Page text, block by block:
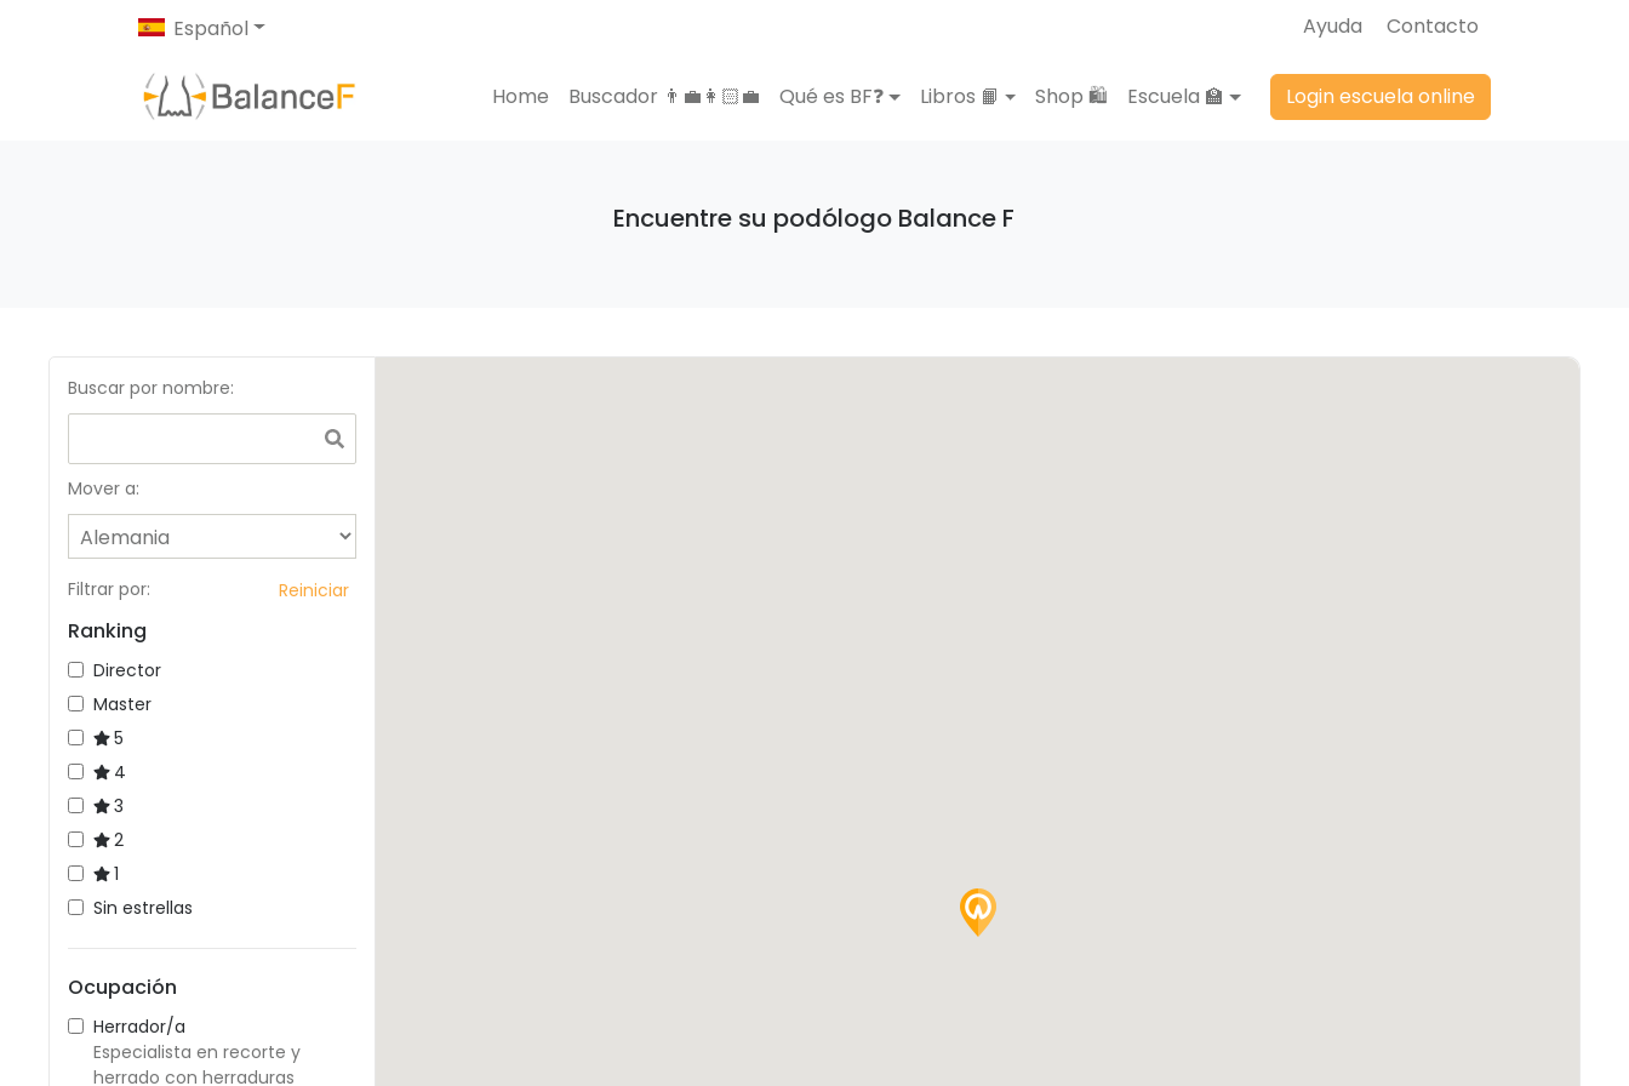
Español Ayuda Contacto
Home Buscador 👨‍💼👩🏻‍💼 Qué es BF❓ Libros 📙 Shop 🛍️ Escuela 🏫 Login escuela online
Encuentre su podólogo Balance F
Buscar por nombre:
Mover a:
Filtrar por: Reiniciar
Ranking
Director
Master
5
4
3
2
1
Sin estrellas
Ocupación
Herrador/a
Especialista en recorte y
herrado con herraduras